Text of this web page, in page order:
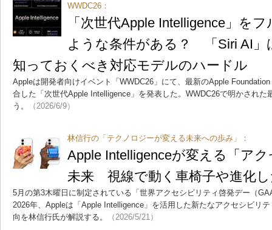
WWDC26：
「次世代Apple Intelligence」を
ような条件がある？ 「Siri AI
知っておくべき対応モデルのハードル
Appleは開発者向けイベント「WWDC26」にて、最新のApple
合した「次世代Apple Intelligence」を発表した。WWDC26で明かされた
う。
（2026/6/9）
林信行の「テクノロジーが変える未来への歩み」：
Apple Intelligenceが変える「ア
未来 視線で動く車椅子や進化し
5月の第3木曜日に制定されている「世界アクセシビリティ啓発デー（
2026年、Appleは「Apple Intelligence」を活用した新たなアクセシビリ
向を林信行氏が解説する。
（2026/5/21）